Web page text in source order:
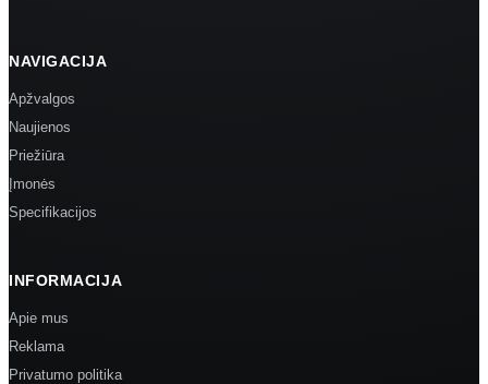
NAVIGACIJA
Apžvalgos
Naujienos
Priežiūra
Įmonės
Specifikacijos
INFORMACIJA
Apie mus
Reklama
Privatumo politika